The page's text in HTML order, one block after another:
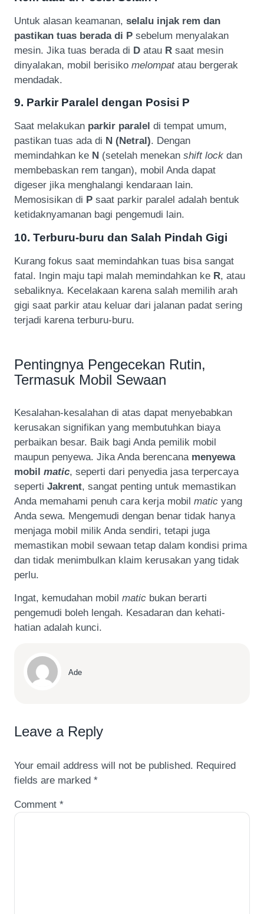
Untuk alasan keamanan, selalu injak rem dan
pastikan tuas berada di P sebelum menyalakan
mesin. Jika tuas berada di D atau R saat mesin
dinyalakan, mobil berisiko melompatatau bergerak
mendadak.
9. Parkir Paralel dengan Posisi P
Saat melakukan parkir paralel di tempat umum,
pastikan tuas ada di N (Netral). Dengan
memindahkan ke N (setelah menekan shift lock dan
membebaskan rem tangan), mobil Anda dapat
digeser jika menghalangi kendaraan lain.
Memosisikan di P saat parkir paralel adalah bentuk
ketidaknyamanan bagi pengemudi lain.
10. Terburu-buru dan Salah Pindah Gigi
Kurang fokus saat memindahkan tuas bisa sangat
fatal. Ingin maju tapi malah memindahkan ke R, atau
sebaliknya. Kecelakaan karena salah memilih arah
gigi saat parkir atau keluar dari jalanan padat sering
terjadi karena terburu-buru.
Pentingnya Pengecekan Rutin,
Termasuk Mobil Sewaan
Kesalahan-kesalahan di atas dapat menyebabkan
kerusakan signifikan yang membutuhkan biaya
perbaikan besar. Baik bagi Anda pemilik mobil
maupun penyewa. Jika Anda berencana menyewa
mobil matic, seperti dari penyedia jasa terpercaya
seperti Jakrent, sangat penting untuk memastikan
Anda memahami penuh cara kerja mobil matic yang
Anda sewa. Mengemudi dengan benar tidak hanya
menjaga mobil milik Anda sendiri, tetapi juga
memastikan mobil sewaan tetap dalam kondisi prima
dan tidak menimbulkan klaim kerusakan yang tidak
perlu.
Ingat, kemudahan mobil matic bukan berarti
pengemudi boleh lengah. Kesadaran dan kehati-
hatian adalah kunci.
Ade
Leave a Reply
Your email address will not be published. Required
fields are marked *
Comment *